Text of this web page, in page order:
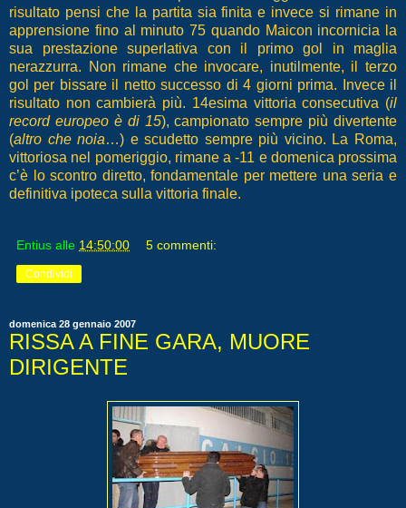
risultato pensi che la partita sia finita e invece si rimane in
apprensione fino al minuto 75 quando Maicon incornicia la
sua prestazione superlativa con il primo gol in maglia
nerazzurra. Non rimane che invocare, inutilmente, il terzo
gol per bissare il netto successo di 4 giorni prima. Invece il
risultato non cambierà più. 14esima vittoria consecutiva (il
record europeo è di 15), campionato sempre più divertente
(altro che noia…) e scudetto sempre più vicino. La Roma,
vittoriosa nel pomeriggio, rimane a -11 e domenica prossima
c’è lo scontro diretto, fondamentale per mettere una seria e
definitiva ipoteca sulla vittoria finale.
Entius alle 14:50:00 5 commenti:
Condividi
domenica 28 gennaio 2007
RISSA A FINE GARA, MUORE
DIRIGENTE